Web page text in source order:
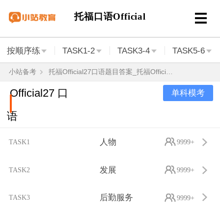
托福口语Official
按顺序练 TASK1-2 TASK3-4 TASK5-6
小站备考
Official27 口
语
单科模考
TASK1 人物 9999+
TASK2 发展 9999+
TASK3 后勤服务 9999+